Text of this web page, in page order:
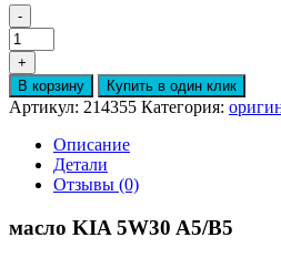
-
Количество
товара
М/
масло
KIA
A5/B5
+
В корзину
Купить в один клик
Артикул: 214355 Категория:
Описание
Детали
Отзывы (0)
масло KIA 5W30 A5/B5